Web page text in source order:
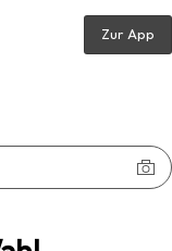
Zur App
Matte